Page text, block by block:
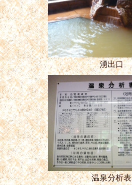
湧出口
温泉分析表